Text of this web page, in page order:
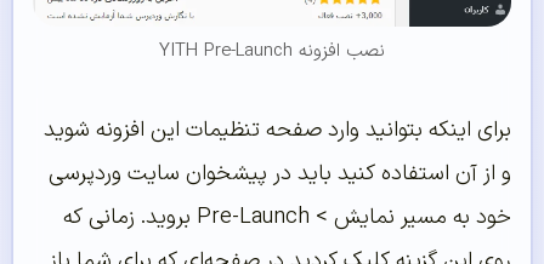
نصب افزونه YITH Pre-Launch
برای اینکه بتوانید وارد صفحه تنظیمات این افزونه شوید
و از آن استفاده کنید باید در پیشخوان سایت وردپرسی
خود به مسیر نمایش > Pre-Launch بروید. زمانی که